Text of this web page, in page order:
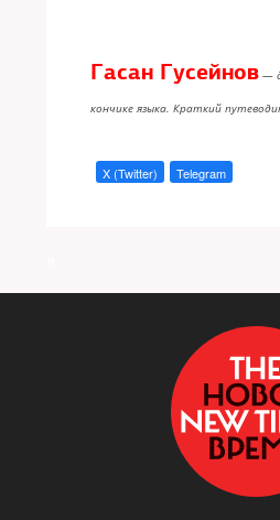
Гасан Гусейнов —
кончике языка. Краткий
X (Twitter) Telegram